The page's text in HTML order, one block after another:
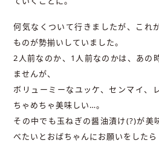
何気なくついて行きましたが、これ
ものが勢揃いしていました。
2人前なのか、1人前なのかは、あの
ませんが、
ボリューミーなユッケ、センマイ、
ちゃめちゃ美味しい…。
その中でも玉ねぎの醤油漬け(?)が美
べたいとおばちゃんにお願いをしたら